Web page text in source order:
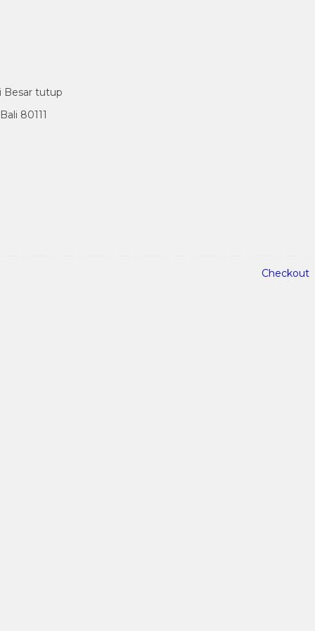
Besar tutup
80111
Checkout